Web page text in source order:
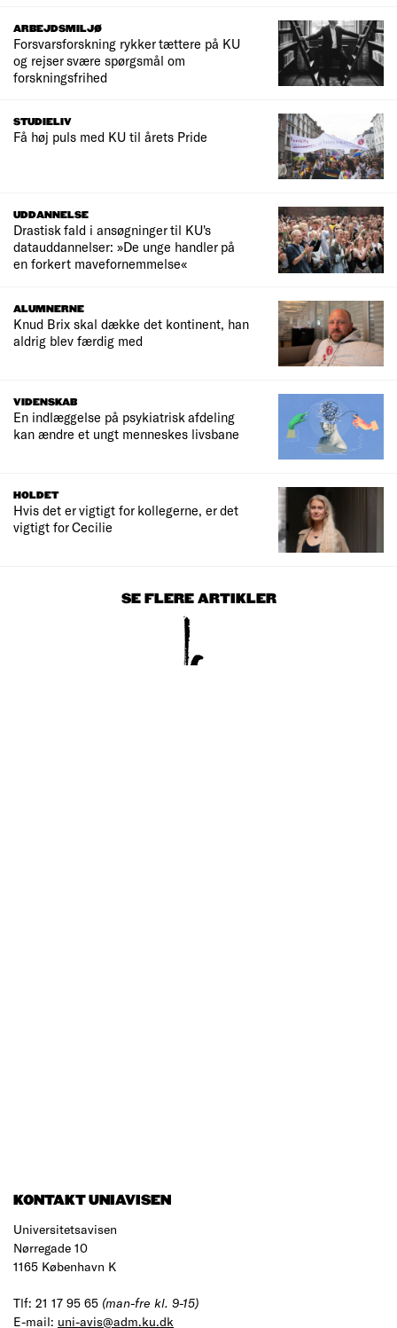
ARBEJDSMILJØ
Forsvarsforskning rykker tættere på KU
og rejser svære spørgsmål om
forskningsfrihed
STUDIELIV
Få høj puls med KU til årets Pride
UDDANNELSE
Drastisk fald i ansøgninger til KU's
datauddannelser: »De unge handler på
en forkert mavefornemmelse«
ALUMNERNE
Knud Brix skal dække det kontinent, han
aldrig blev færdig med
VIDENSKAB
En indlæggelse på psykiatrisk afdeling
kan ændre et ungt menneskes livsbane
HOLDET
Hvis det er vigtigt for kollegerne, er det
vigtigt for Cecilie
SE FLERE ARTIKLER
KONTAKT UNIAVISEN
Universitetsavisen
Nørregade 10
1165 København K
Tlf: 21 17 95 65 (man-fre kl. 9-15)
E-mail: uni-avis@adm.ku.dk